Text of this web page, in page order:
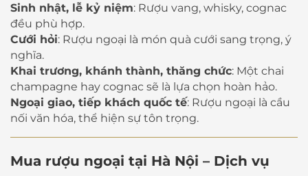
Sinh nhật, lễ kỷ niệm: Rượu vang, whisky, cognac
đều phù hợp.
Cưới hỏi: Rượu ngoại là món quà cưới sang trọng, ý
nghĩa.
Khai trương, khánh thành, thăng chức: Một chai
champagne hay cognac sẽ là lựa chọn hoàn hảo.
Ngoại giao, tiếp khách quốc tế: Rượu ngoại là cầu
nối văn hóa, thể hiện sự tôn trọng.
Mua rượu ngoại tại Hà Nội – Dịch vụ